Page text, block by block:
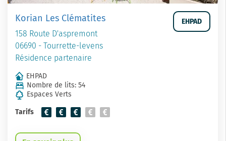
Korian Les Clématites
158 Route D'aspremont
06690 - Tourrette-levens
Résidence partenaire
EHPAD
EHPAD
Nombre de lits: 54
Espaces Verts
Tarifs